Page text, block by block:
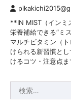
**IN MIST（インミ
栄養補給できる“ミ
マルチビタミン（
けられる新習慣と
けるコツ・注意点ま
索: